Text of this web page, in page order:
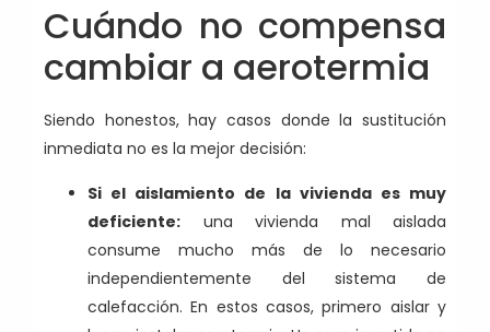
Cuándo no compensa
cambiar a aerotermia
Siendo honestos, hay casos donde la sustitución
inmediata no es la mejor decisión:
Si el aislamiento de la vivienda es muy
deficiente: una vivienda mal aislada
consume mucho más de lo necesario
independientemente del sistema de
calefacción. En estos casos, primero aislar y